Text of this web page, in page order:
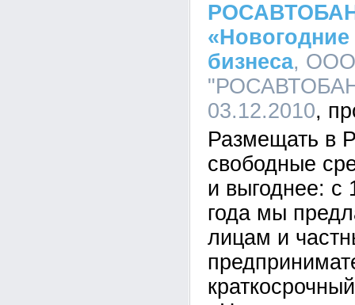
бизнеса,
03.12.2010
Размещать в
свободные
и выгоднее: с
года мы
лицам и